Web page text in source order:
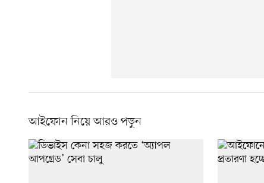
আইফোন নিয়ে আরও পড়ুন